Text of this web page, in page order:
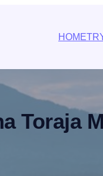
HOME
Toraja